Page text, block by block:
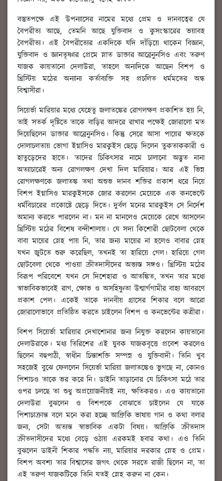
বস্তুতপক্ষে এই উপন্যাসের নামের মধ্যে প্রেম ও দানবত্বের যে
বৈপরীত্য আছে, তেমনি আছে যুক্তিবাদ ও কুসংস্কারের ভয়াবহ
বৈপরীত্য। এই বৈপরীত্যের একদিকে যদি দাঁড়িয়ে থাকেন বিজ্ঞান,
যুক্তিবাদ ও জ্ঞানতৃষ্ণার প্রেমে স্নাত ডাক্তার আব্রেনুনসিও এবং তরুণ
যাজক কায়তানো দেলাউরা, তাহলে অন্যদিকে আছেন বিশপ ও
খ্রিস্টিয় মঠের অন্যান্য কর্তাব্যক্তি সহ প্রচলিত ধর্মমতের অন্ধ
বিশ্বাসীরা।
সিয়ের্ভা মারিয়ার মধ্যে যেহেতু জলাতঙ্কের রোগলক্ষণ প্রকাশিত হয় নি,
তাই সতর্ক দৃষ্টিতে তাকে বাড়ির আদরে রাখার পক্ষেই জোরালো মত
দিয়েছিলেন ডাক্তার আব্রেনুনসিও। কিন্তু সেরে আসা পায়ের ক্ষতকে
দোলাচলতায় ভোগা ইগ্নাসিও মারকুইস ছেড়ে দিলেন তুকতাককারী ও
হাতুড়েদের হাতে। তাদের চিকিৎসার নামে চালানো অদ্ভুত নানা
অত্যাচারেই অন্য রোগলক্ষণ দেখা দিল মারিয়ার। আর এই ভিন্ন
রোগলক্ষণকে জলাতঙ্ক তথা অশুভ দানব শক্তির প্রকাশ ধরে নিয়ে
বিশপ ইগ্নাসিও মারকুইসকে জোর করলেন মেয়েকে এক কনভেন্টে
ধর্মবিচারের প্রকোষ্টে ছেড়ে দিতে। দুর্বল মনের মারকুইস সে নির্দেশ
অমান্য করতে পারলেন না। মন না মানলেও মেয়েকে রেখে আসলেন
খ্রিস্টিয় মঠের বিশেষ বন্দীশালায়। যে সদ্য কিশোরী ছোটবেলা থেকে
বাবা মায়ের স্নেহ পায় নি, তার জন্য মায়ের না হলেও বাবার স্নেহ
যখন জুটতে শুরু করেছিল, তখনই তা হারিয়ে গেল। হারিয়ে গেল
ছোটবেলা থেকে পাওয়া ক্রীতদাসীদের অভ্যস্ত সঙ্গও। খ্রিস্টিয় মঠের
বিরূপ পরিবেশে যখন সে দিশেহারা ও আতঙ্কিত, তখন তার মধ্যে
স্বাভাবিকভাবেই রাগ, ক্ষোভ ও অসহিষ্ণুতা উন্মার্গগামীর বাহ্য আবরণে
প্রকাশ পেল। একেই তাকে দানবীয় গ্রাসের শিকার বলে আরো
জোরালোভাবে প্রতিষ্ঠিত করতে চাইলেন বিশপ ও কনভেন্টের কত্রীরা।
বিশপ সিয়ের্ভা মারিয়ার দেখাশোনার জন্য নিযুক্ত করলেন কায়তানো
দেলাউরাকে। মধ্য তিরিশের এই যুবক যাজকবৃত্তে প্রবেশ করলেও
ছিলেন বহুপাঠী, স্বাধীন চিন্তাশক্তি সম্পন্ন ও যুক্তিবাদী। তিনি খুব
সহজেই বুঝে ফেললেন সিয়ের্ভা মারিয়া জলাতঙ্কেও ভুগছে না, কোনও
পিশাচও তাকে ভর করে নি। ডাইনি তাড়ানোর যে চিকিৎসা মঠে তার
ওপর চলছে তা শুধু অপ্রয়োজনীয়ই নয়, ক্ষতিকরও। এও কায়তানো
দেলাউরা বুঝলেন ও বিশপকে বোঝাতে চাইলেন যে যাকে
পিশাচাক্রান্ত বলে মনে করা হচ্ছে আফ্রিকি ভাষায় গান ও কথা বলার
জন্য, সেটা অত্যন্ত স্বাভাবিক একটা বিষয়। আফ্রিকি ক্রীতদাস
ক্রীতদাসীদের মধ্যে বেড়ে ওঠায় এরকমই হবার কথা। এও তিনি
বুঝলেন ডাইনী শিকার পদ্ধতি নয়, মারিয়ার দরকার স্নেহ ও প্রেম।
বিশপ অবশ্য তার বিশ্বাসের জগৎ থেকে সরতে রাজী ছিলেন না, তা
এই তরুণ যাজকটিকে তিনি যতই স্নেহ করুন না কেন।